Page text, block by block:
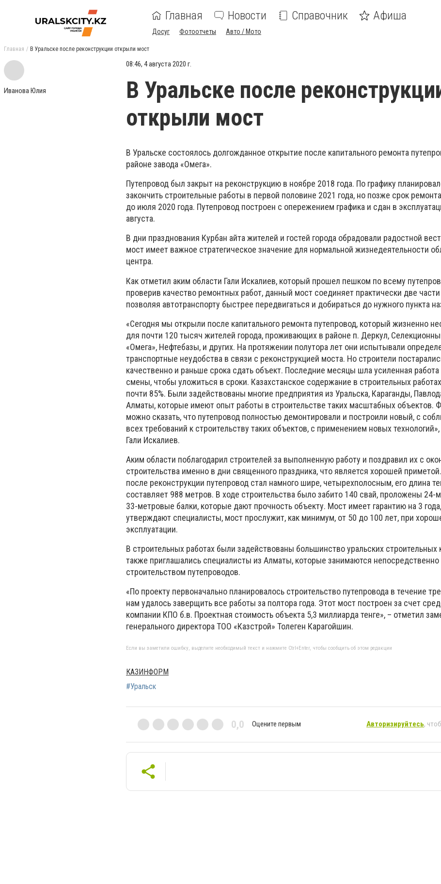
Главная Новости Справочник Афиша
Досуг Фотоотчеты Авто / Мото
Главная В Уральске после реконструкции открыли мост
Иванова Юлия
08:46, 4 августа 2020 г.
В Уральске после
открыли мост
В Уральске состоялось долгожданное открытие после капитального ремонта
районе завода «Омега».
Путепровод был закрыт на реконструкцию в ноябре 2018 года. По графику
закончить строительные работы в первой половине 2021 года, но позже срок
до июля 2020 года. Путепровод построен с опережением графика и сдан в
августа.
В дни празднования Курбан айта жителей и гостей города обрадовали радостной
мост имеет важное стратегическое значение для нормальной жизнедеятельности
центра.
Как отметил аким области Гали Искалиев, который прошел пешком по всему
проверив качество ремонтных работ, данный мост соединяет практически две части
позволяя автотранспорту быстрее передвигаться и добираться до нужного пункта
«Сегодня мы открыли после капитального ремонта путепровод, который жизненно
для почти 120 тысяч жителей города, проживающих в районе п. Деркул,
«Омега», Нефтебазы, и других. На протяжении полутора лет они испытывали
транспортные неудобства в связи с реконструкцией моста. Но строители
качественно и раньше срока сдать объект. Последние месяцы шла усиленная работа
смены, чтобы уложиться в сроки. Казахстанское содержание в строительных
почти 85%. Были задействованы многие предприятия из Уральска, Караганды,
Алматы, которые имеют опыт работы в строительстве таких масштабных объектов.
можно сказать, что путепровод полностью демонтировали и построили новый, с
всех требований к строительству таких объектов, с применением новых технологий»,
Гали Искалиев.
Аким области поблагодарил строителей за выполненную работу и поздравил их с
строительства именно в дни священного праздника, что является хорошей
после реконструкции путепровод стал намного шире, четырехполосным, его длина
составляет 988 метров. В ходе строительства было забито 140 свай, проложены 24-
33-метровые балки, которые дают прочность объекту. Мост имеет гарантию на 3
утверждают специалисты, мост прослужит, как минимум, от 50 до 100 лет, при
эксплуатации.
В строительных работах были задействованы большинство уральских строительных
также приглашались специалисты из Алматы, которые занимаются непосредственно
строительством путепроводов.
«По проекту первоначально планировалось строительство путепровода в течение
нам удалось заверщить все работы за полтора года. Этот мост построен за счет
компании КПО б.в. Проектная стоимость объекта 5,3 миллиарда тенге», – отметил
генерального директора ТОО «Казстрой» Толеген Карагойшин.
Если вы заметили ошибку, выделите необходимый текст и нажмите Ctrl+Enter, чтобы сообщить об этом редакции
КАЗИНФОРМ
#Уральск
0,0 Оцените первым Авторизируйтесь,